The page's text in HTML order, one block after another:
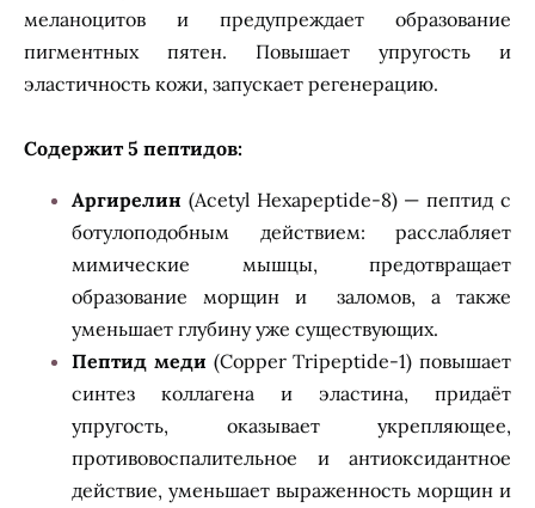
меланоцитов и предупреждает образование
пигментных пятен. Повышает упругость и
эластичность кожи, запускает регенерацию.
Содержит 5 пептидов:
Аргирелин (Acetyl Hexapeptide-8) — пептид с
ботулоподобным действием: расслабляет
мимические мышцы, предотвращает
образование морщин и заломов, а также
уменьшает глубину уже существующих.
Пептид меди (Copper Tripeptide-1) повышает
синтез коллагена и эластина, придаёт
упругость, оказывает укрепляющее,
противовоспалительное и антиоксидантное
действие, уменьшает выраженность морщин и